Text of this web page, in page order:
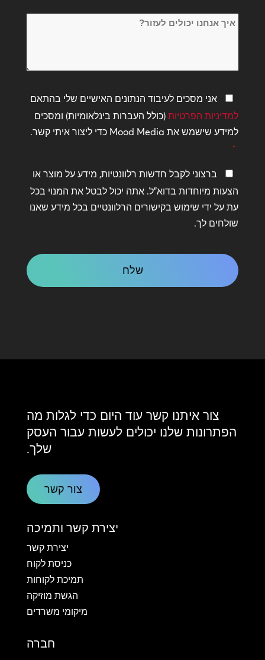
*
איך
לעזור?
מדיניות
פרטיות
*
אני מסכים לעיבוד הנתונים האישיים שלי בהתאם
למדיניות הפרטיות(כולל העברות בינלאומיות) ומסכים
למידע שישמש את Mood Media כדי ליצור איתי קשר.
*
שמור
על
קשר
ברצוני לקבל חדשות רלוונטיות, מידע על מוצר או
הצעות מיוחדות בדוא"ל. אתה יכול לבטל את המנוי בכל
עת על ידי שימוש בקישורים הרלוונטיים בכל מידע שאנו
שולחים לך.
צור איתנו קשר עוד היום כדי לגלות מה
הפתרונות שלנו יכולים לעשות עבור העסק
שלך.
צור קשר
יצירת קשר ותמיכה
יצירת קשר
כניסת לקוח
תמיכת לקוחות
הגשת מוזיקה
מיקומי משרדים
חברה